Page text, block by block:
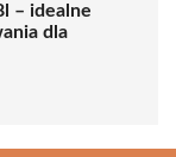
– idealne
dla